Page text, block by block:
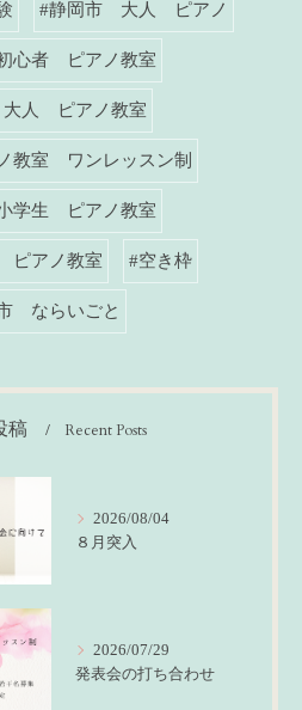
#静岡市 大人 ピアノ
心者 ピアノ教室
人 ピアノ教室
教室 ワンレッスン制
学生 ピアノ教室
アノ教室 #空き枠
ならいごと
稿 Recent Posts
2026/08/04
８月突入
2026/07/29
発表会の打ち合わせ